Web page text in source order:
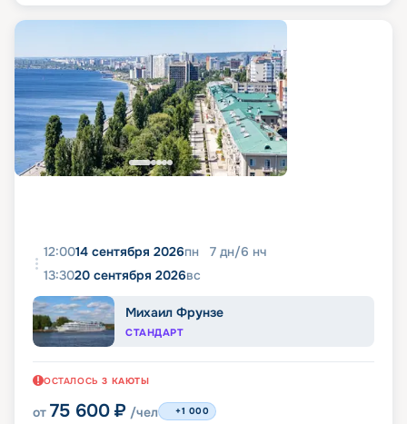
12:0014 сентября 2026пн 7 дн/6 нч
13:3020 сентября 2026вс
Михаил Фрунзе
СТАНДАРТ
ОСТАЛОСЬ 3 КАЮТЫ
от 75 600 ₽ /чел +1 000